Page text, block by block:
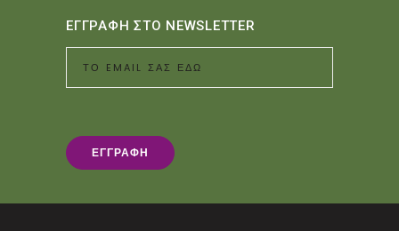
ΕΓΓΡΑΦΗ ΣΤΟ NEWSLETTER